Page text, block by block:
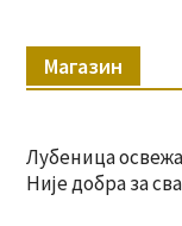
Магазин
Лубеница
Није добра за